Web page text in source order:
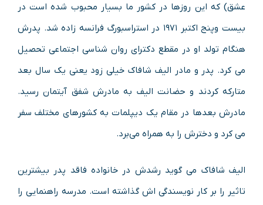
عشق) که این روزها در کشور ما بسیار محبوب شده است در
بیست وپنج اکتبر ۱۹۷۱ در استراسبورگ فرانسه زاده شد. پدرش
هنگام تولد او در مقطع دکترای روان شناسی اجتماعی تحصیل
می کرد. پدر و مادر الیف شافاک خیلی زود یعنی یک سال بعد
متارکه کردند و حضانت الیف به مادرش شفق آیتمان رسید.
مادرش بعدها در مقام یک دیپلمات به کشورهای مختلف سفر
می کرد و دخترش را به همراه می‌برد.
الیف شافاک می گوید رشدش در خانواده فاقد پدر بیشترین
تاثیر را بر کار نویسندگی اش گذاشته است. مدرسه راهنمایی را